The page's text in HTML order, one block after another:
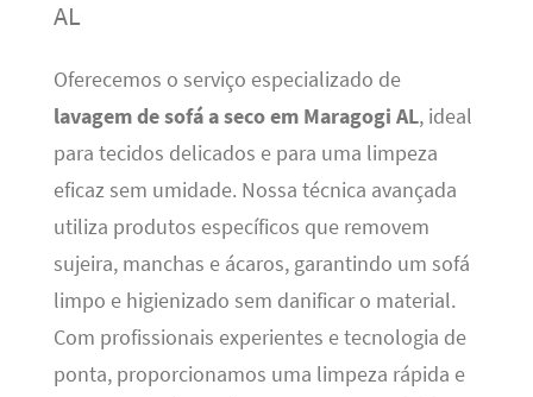
AL
Oferecemos o serviço especializado de
lavagem de sofá a seco em Maragogi AL, ideal
para tecidos delicados e para uma limpeza
eficaz sem umidade. Nossa técnica avançada
utiliza produtos específicos que removem
sujeira, manchas e ácaros, garantindo um sofá
limpo e higienizado sem danificar o material.
Com profissionais experientes e tecnologia de
ponta, proporcionamos uma limpeza rápida e